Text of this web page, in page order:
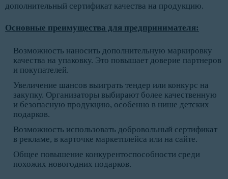
дополнительный сертификат качества на продукцию.
Основные преимущества для предпринимателя:
Возможность наносить дополнительную маркировку
качества на упаковку. Это повышает доверие партнеров
и покупателей.
Увеличение шансов выиграть тендер или конкурс на
закупку. Организаторы выбирают более качественную
и безопасную продукцию, особенно в нише детских
подарков.
Возможность использовать добровольный сертификат
в рекламе, в карточке маркетплейса или на сайте.
Общее повышение конкурентоспособности среди
похожих новогодних подарков.